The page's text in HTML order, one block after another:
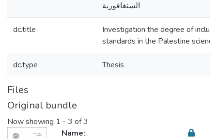
السنغافورية
dc.title
Investigation the degree of
standards in the Palestine
dc.type Thesis
Files
Original bundle
Now showing 1 - 3 of 3
Name: